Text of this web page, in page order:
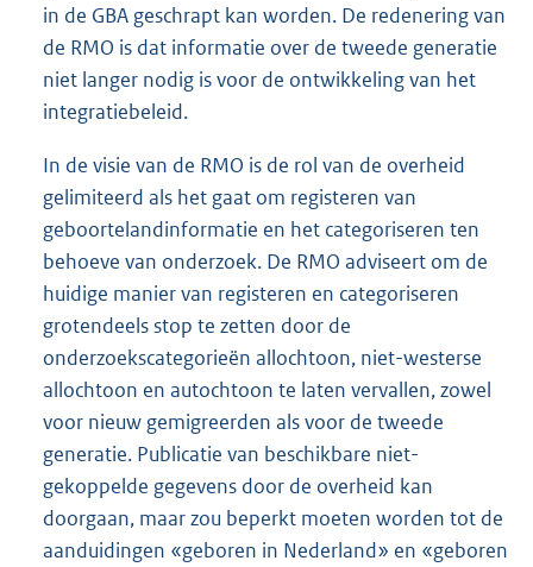
in de GBA geschrapt kan worden. De redenering van
de RMO is dat informatie over de tweede generatie
niet langer nodig is voor de ontwikkeling van het
integratiebeleid.
In de visie van de RMO is de rol van de overheid
gelimiteerd als het gaat om registeren van
geboortelandinformatie en het categoriseren ten
behoeve van onderzoek. De RMO adviseert om de
huidige manier van registeren en categoriseren
grotendeels stop te zetten door de
onderzoekscategorieën allochtoon, niet-westerse
allochtoon en autochtoon te laten vervallen, zowel
voor nieuw gemigreerden als voor de tweede
generatie. Publicatie van beschikbare niet-
gekoppelde gegevens door de overheid kan
doorgaan, maar zou beperkt moeten worden tot de
aanduidingen «geboren in Nederland» en «geboren